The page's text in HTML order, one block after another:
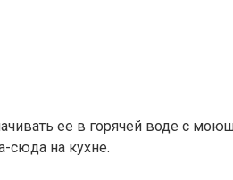
ее в горячей воде с
сюда на кухне.